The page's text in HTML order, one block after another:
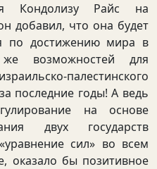
Кондолизу Райс на
добавил, что она будет
по достижению мира в
возможностей для
палестинского
последние годы! А ведь
на основе
двух государств
сил» во всем
оказало бы позитивное